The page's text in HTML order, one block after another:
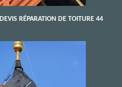
DEVIS RÉPARATION DE TOITURE 44